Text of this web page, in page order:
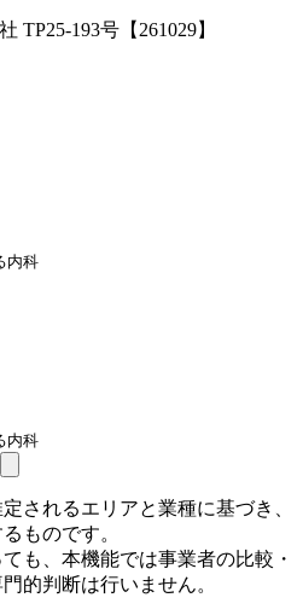
193号【261029】
内科
内科
されるエリアと業種に基づき、
ものです。
も、本機能では事業者の比較・
的判断は行いません。